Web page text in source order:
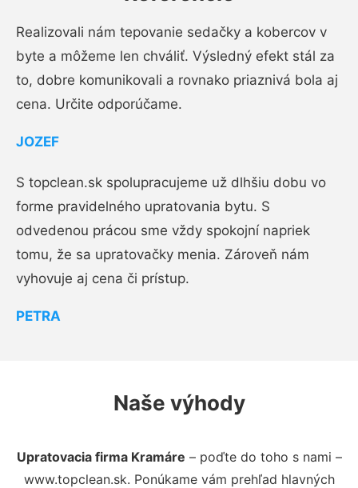
Realizovali nám tepovanie sedačky a kobercov v
byte a môžeme len chváliť. Výsledný efekt stál za
to, dobre komunikovali a rovnako priaznivá bola aj
cena. Určite odporúčame.
JOZEF
S topclean.sk spolupracujeme už dlhšiu dobu vo
forme pravidelného upratovania bytu. S
odvedenou prácou sme vždy spokojní napriek
tomu, že sa upratovačky menia. Zároveň nám
vyhovuje aj cena či prístup.
PETRA
Naše výhody
Upratovacia firma Kramáre – poďte do toho s nami –
www.topclean.sk. Ponúkame vám prehľad hlavných